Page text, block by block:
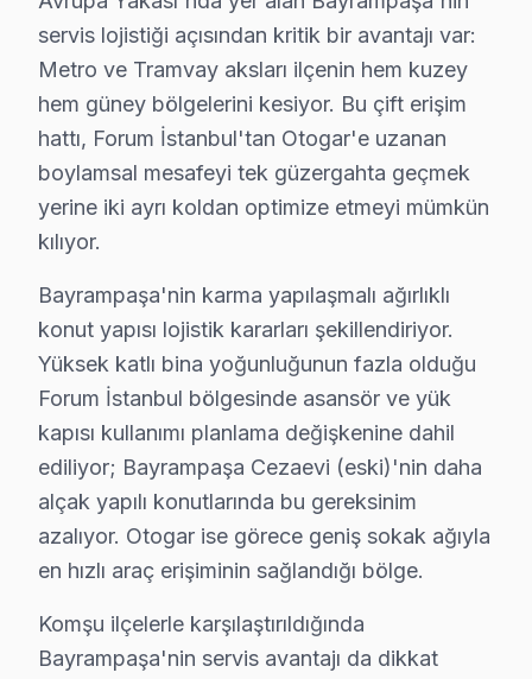
Dijitsu görüntüleme sistemi Teknik Servis Rehberi
Dijitsu televizyon paneli'lerde En Sık Karşılaşılan
Dijitsu servisimizde en yaygın Ses gecikmesi
Dijitsu Servis Yaklaşımımız
Türk üretimi kalite ilkeleri doğrultusunda Dijitsu
Dijitsu TV Onarım Süreci
1. Müşteri bildirir, servis ekibi arıza semptomlarını
2. Termal kamera, osiloskop, ESR ölçer ile elektronik
3. Arıza kaynağı tespit edilir: panel mi, anakart mı, güç
4. Yazılı fiyat teklifi sunulur; onay olmadan işlem
5. Orijinal veya OEM eşdeğer Dijitsu parça ile onarım
6. Tüm fonksiyonlar kapsamlı test edilir; garanti
bu TV ekran Bakım Tavsiyeleri
Dijitsu TV'ler için en yaygın kullanıcı hatası; güç
Dijitsu TV'niz arızalandığında verileri (uygulama
Bayrampaşa'de Mahalle Dijitsu Servis Hizmeti
servis lojistiği açısından kritik bir avantajı var:
Metro ve Tramvay aksları ilçenin hem kuzey
hem güney bölgelerini kesiyor. Bu çift erişim
hattı, Forum İstanbul'tan Otogar'e uzanan
boylamsal mesafeyi tek güzergahta geçmek
yerine iki ayrı koldan optimize etmeyi mümkün
kılıyor.
Bayrampaşa'nin karma yapılaşmalı ağırlıklı
konut yapısı lojistik kararları şekillendiriyor.
Yüksek katlı bina yoğunluğunun fazla olduğu
Forum İstanbul bölgesinde asansör ve yük
kapısı kullanımı planlama değişkenine dahil
ediliyor; Bayrampaşa Cezaevi (eski)'nin daha
alçak yapılı konutlarında bu gereksinim
azalıyor. Otogar ise görece geniş sokak ağıyla
en hızlı araç erişiminin sağlandığı bölge.
Komşu ilçelerle karşılaştırıldığında
Bayrampaşa'nin servis avantajı da dikkat